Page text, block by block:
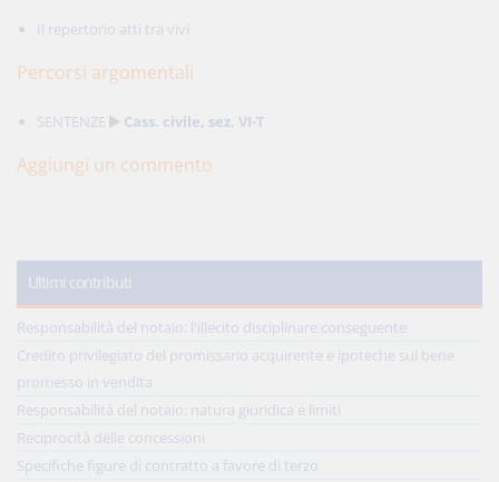
Il repertorio atti tra vivi
Percorsi argomentali
SENTENZE Cass. civile, sez. VI-T
Aggiungi un commento
Ultimi contributi
Responsabilità del notaio: l'illecito disciplinare conseguente
Credito privilegiato del promissario acquirente e ipoteche sul bene
promesso in vendita
Responsabilità del notaio: natura giuridica e limiti
Reciprocità delle concessioni
Specifiche figure di contratto a favore di terzo